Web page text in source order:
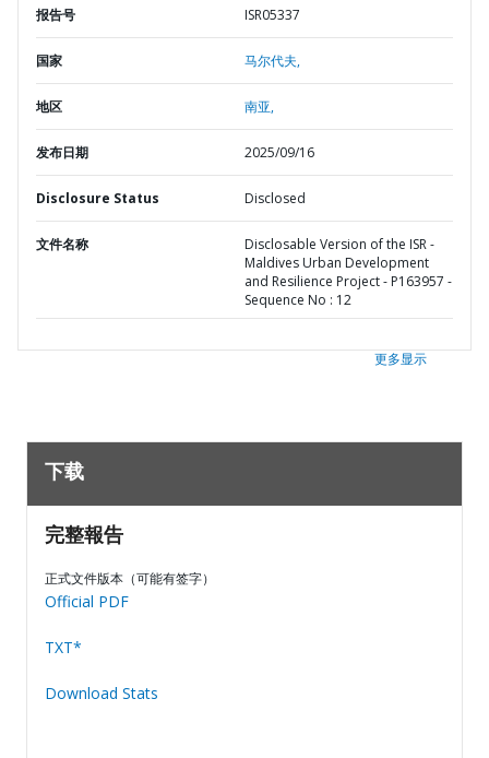
报告号 ISR05337
国家 马尔代夫,
地区 南亚,
发布日期 2025/09/16
Disclosure Status Disclosed
文件名称
Disclosable Version of the ISR -
Maldives Urban Development
and Resilience Project - P163957 -
Sequence No : 12
更多显示
下载
完整報告
正式文件版本（可能有签字）
Official PDF
TXT*
Download Stats